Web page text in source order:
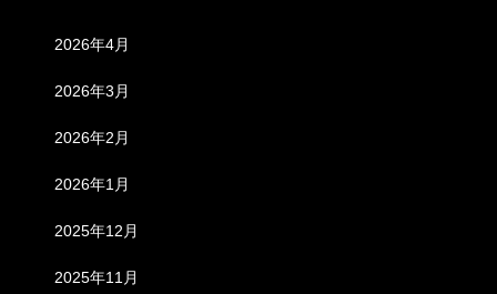
2026年4月
2026年3月
2026年2月
2026年1月
2025年12月
2025年11月